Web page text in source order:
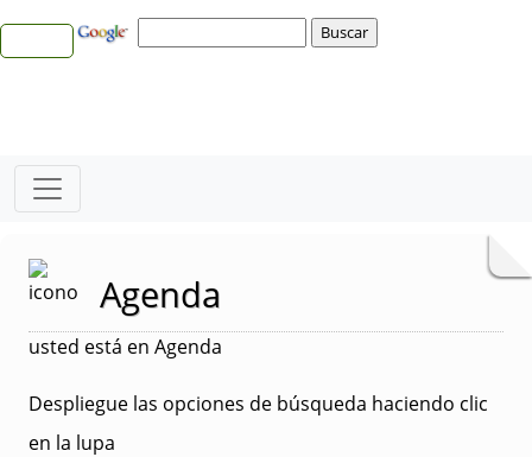
Agenda
usted está en Agenda
Despliegue las opciones de búsqueda haciendo clic
en la lupa